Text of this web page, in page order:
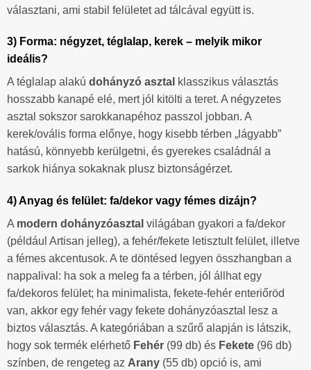
választani, ami stabil felületet ad tálcával együtt is.
3) Forma: négyzet, téglalap, kerek – melyik mikor
ideális?
A téglalap alakú dohányzó asztal klasszikus választás
hosszabb kanapé elé, mert jól kitölti a teret. A négyzetes
asztal sokszor sarokkanapéhoz passzol jobban. A
kerek/ovális forma előnye, hogy kisebb térben „lágyabb”
hatású, könnyebb kerülgetni, és gyerekes családnál a
sarkok hiánya sokaknak plusz biztonságérzet.
4) Anyag és felület: fa/dekor vagy fémes dizájn?
A modern dohányzóasztal világában gyakori a fa/dekor
(például Artisan jelleg), a fehér/fekete letisztult felület, illetve
a fémes akcentusok. A te döntésed legyen összhangban a
nappalival: ha sok a meleg fa a térben, jól állhat egy
fa/dekoros felület; ha minimalista, fekete-fehér enteriőröd
van, akkor egy fehér vagy fekete dohányzóasztal lesz a
biztos választás. A kategóriában a szűrő alapján is látszik,
hogy sok termék elérhető Fehér (99 db) és Fekete (96 db)
színben, de rengeteg az Arany (55 db) opció is, ami